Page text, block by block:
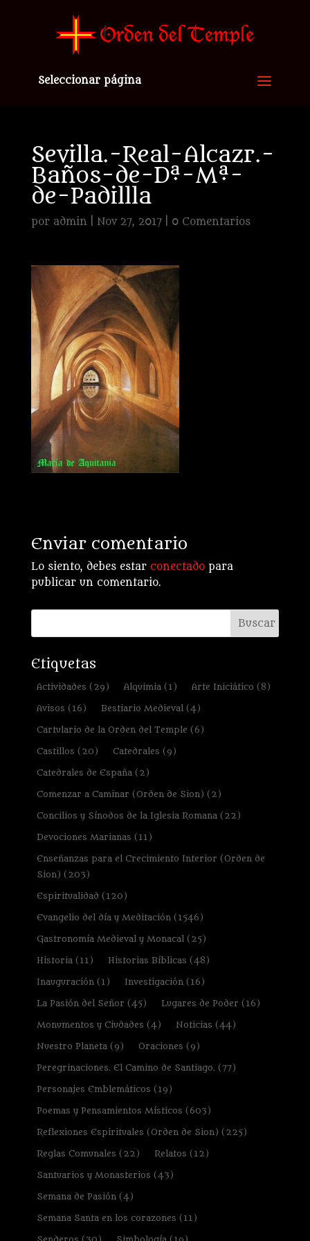
Seleccionar página
Sevilla.-Real-Alcazr.-
Baños-de-Dª-Mª-
de-Padillla
por admin Nov 27, 2017| 0 Comentarios
Enviar comentario
Lo siento, debes estar conectadopara
publicar un comentario.
Etiquetas
Actividades (29) Alquimia(1) Arte Iniciático (8)
Avisos (16) Bestiario Medieval(4)
Cartulario de la Orden del Temple (6)
Castillos (20) Catedrales (9)
Catedrales de España(2)
Comenzar a Caminar (Orden de Sion) (2)
Concilios y Sínodos de la Iglesia Romana(22)
Devociones Marianas (11)
Enseñanzas para el Crecimiento Interior (Orden de
Sion) (203)
Espiritualidad (120)
Evangelio del día y Meditación(1546)
Gastronomía Medieval y Monacal(25)
Historia(11) Historias Bíblicas (48)
Inauguración(1) Investigación(16)
La Pasión del Señor (45) Lugares de Poder (16)
Monumentos y Ciudades (4) Noticias (44)
Nuestro Planeta(9) Oraciones (9)
Peregrinaciones. El Camino de Santiago.(77)
Personajes Emblemáticos (19)
Poemas y Pensamientos Místicos (603)
Reflexiones Espirituales (Orden de Sion) (225)
Reglas Comunales (22) Relatos (12)
Santuarios y Monasterios (43)
Semana de Pasión(4)
Semana Santa en los corazones (11)